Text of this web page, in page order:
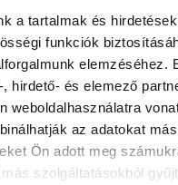
a tartalmak és
funkciók
elemzéséhez.
hirdető- és elemező
weboldalhasználatra
az adatokat
Ön adott meg
szolgáltatásokból
AKADÉMIA FC - MTK